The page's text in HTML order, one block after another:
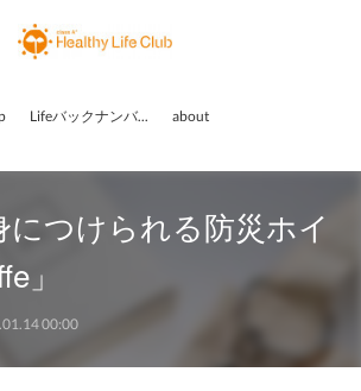
Lifeバックナンバー about
つけられる防災ホイ
」
00:00